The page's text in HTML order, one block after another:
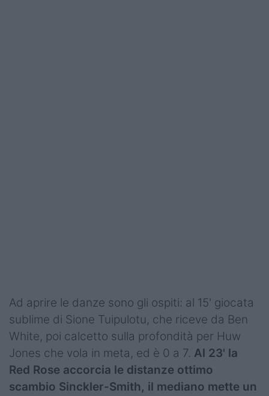
Ad aprire le danze sono gli ospiti: al 15' giocata
sublime di Sione Tuipulotu, che riceve da Ben
White, poi calcetto sulla profondità per Huw
Jones che vola in meta, ed è 0 a 7. Al 23' la
Red Rose accorcia le distanze ottimo
scambio Sinckler-Smith, il mediano mette un